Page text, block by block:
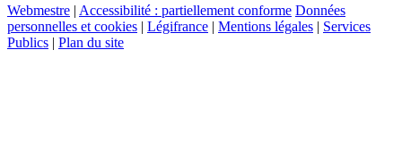
Webmestre | Accessibilité : partiellement conforme Données
personnelles et cookies | Légifrance | Mentions légales | Services
Publics | Plan du site